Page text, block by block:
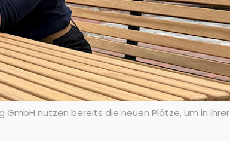
nutzen bereits die neuen Plätze, um in ihrer